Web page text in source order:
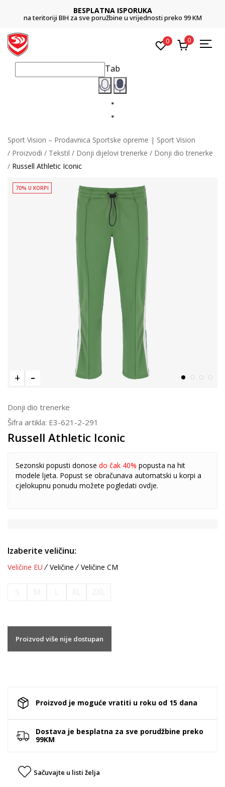
BESPLATNA ISPORUKA
na teritoriji BIH za sve poružbine u vrijednosti preko 99 KM
0 0
Tab
Sport Vision – Prodavnica Sportske opreme | Sport Vision
Proizvodi
Tekstil Donji dijelovi trenerke
Donji dio trenerke
Russell Athletic Iconic
70% U KORPI
Donji dio trenerke
Šifra artikla: E3-621-2-291
Russell Athletic Iconic
Sezonski popusti donose do čak 40% popusta na hit
modele ljeta. Popust se obračunava automatski u korpi a
cjelokupnu ponudu možete pogledati ovdje.
Izaberite veličinu:
Veličine EU Veličine Veličine CM
Proizvod više nije dostupan
Proizvod je moguće vratiti u roku od 15 dana
Dostava je besplatna za sve porudžbine preko
99KM
Sačuvajte u listi želja